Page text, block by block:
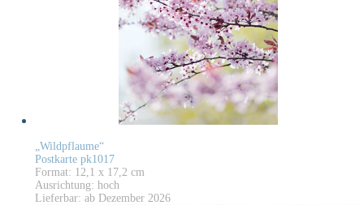
„Wildpflaume“
Postkarte pk1017
Format: 12,1 x 17,2 cm
Ausrichtung: hoch
Lieferbar: ab Dezember 2026